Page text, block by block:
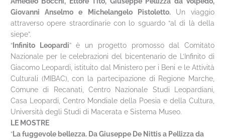
Giovanni Anselmo e Michelangelo Pistoletto. Un viaggio
attraverso opere straordinarie con lo sguardo “al di là della
siepe”.
“Infinito Leopardi” è un progetto promosso dal Comitato
Nazionale per le celebrazioni del bicentenario de L’Infinito di
Giacomo Leopardi, istituito dal Ministero per i Beni e le Attività
Culturali (MIBAC), con la partecipazione di Regione Marche,
Comune di Recanati, Centro Nazionale Studi Leopardiani,
Casa Leopardi, Centro Mondiale della Poesia e della Cultura,
Università degli Studi di Macerata e Sistema Museo.
LE MOSTRE
“La fuggevole bellezza. Da Giuseppe De Nittis a Pellizza da